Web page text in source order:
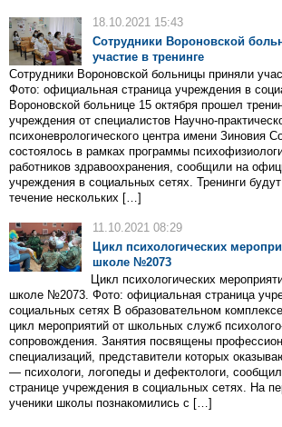
18.10.2021 15:43
Сотрудники Вороновской
участие в тренинге
Сотрудники Вороновской больницы приняли
Фото: официальная страница учреждения в
Вороновской больнице 15 октября прошел
учреждения от специалистов Научно-
психоневрологического центра имени Зиновия
состоялось в рамках программы
работников здравоохранения, сообщили на
учреждения в социальных сетях. Тренинги
течение нескольких […]
11.10.2021 08:29
Цикл психологических
школе №2073
Цикл психологических
школе №2073. Фото: официальная страница
социальных сетях В образовательном
цикл мероприятий от школьных служб
сопровождения. Занятия посвящены
специализаций, представители которых
— психологи, логопеды и дефектологи,
странице учреждения в социальных сетях. На
ученики школы познакомились с […]